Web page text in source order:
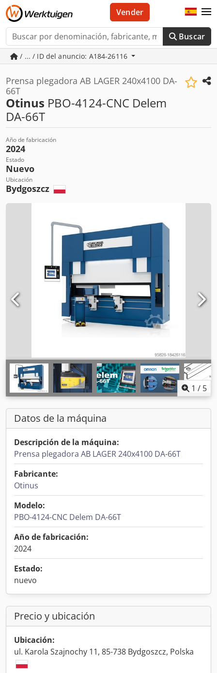
Buscar
Vender
/ ... / ID del anuncio: A184-26116
Prensa plegadora AB LAGER 240x4100 DA-
66T
Otinus PBO-4124-CNC Delem
DA-66T
Año de fabricación
2024
Estado
Nuevo
Ubicación
Bydgoszcz
1 / 5
Datos de la máquina
Descripción de la máquina:
Prensa plegadora AB LAGER 240x4100 DA-66T
Fabricante:
Otinus
Modelo:
PBO-4124-CNC Delem DA-66T
Año de fabricación:
2024
Estado:
nuevo
Precio y ubicación
Ubicación:
ul. Karola Szajnochy 11, 85-738 Bydgoszcz, Polska